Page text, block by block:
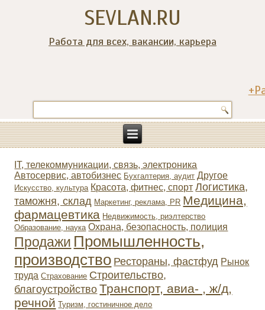
SEVLAN.RU
Работа для всех, вакансии, карьера
IT, телекоммуникации, связь, электроника
Автосервис, автобизнес Бухгалтерия, аудит Другое
Искусство, культура Красота, фитнес, спорт Логистика,
таможня, склад Маркетинг, реклама, PR Медицина,
фармацевтика Недвижимость, риэлтeрство
Образование, наука Охрана, безопасность, полиция
Продажи Промышленность,
производство Рестораны, фастфуд Рынок
труда Страхование Строительство,
благоустройство Транспорт, авиа- , ж/д,
речной Туризм, гостиничное дело